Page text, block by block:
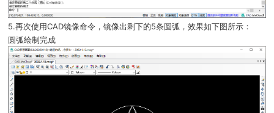
5.再次使用CAD镜像命令，镜像出剩下的5条圆弧，效果如下图所示：
圆弧绘制完成